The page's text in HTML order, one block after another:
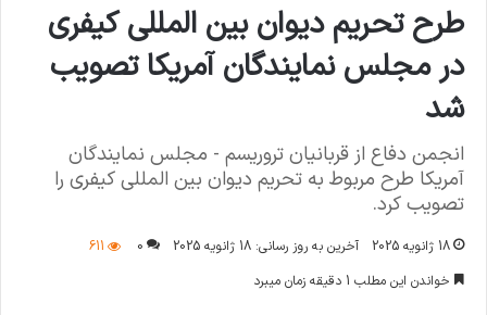
طرح تحریم دیوان بین المللی کیفری
در مجلس نمایندگان آمریکا تصویب
شد
انجمن دفاع از قربانیان تروریسم - مجلس نمایندگان
آمریکا طرح مربوط به تحریم دیوان بین المللی کیفری را
تصویب کرد.
18 ژانویه 2025 آخرین به روز رسانی: 18 ژانویه 2025 0
611
خواندن این مطلب 1 دقیقه زمان میبرد